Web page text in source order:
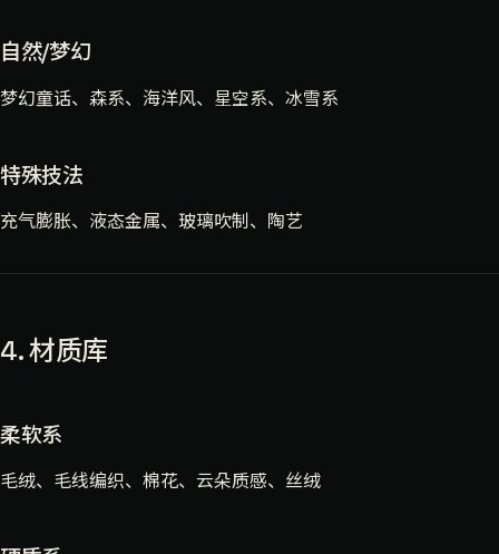
自然/梦幻
梦幻童话、森系、海洋风、星空系、冰雪系
特殊技法
充气膨胀、液态金属、玻璃吹制、陶艺
4. 材质库
柔软系
毛绒、毛线编织、棉花、云朵质感、丝绒